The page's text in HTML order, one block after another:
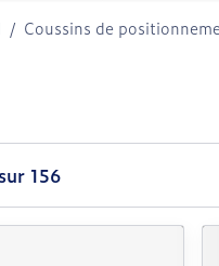
/ Coussins de
sur 156